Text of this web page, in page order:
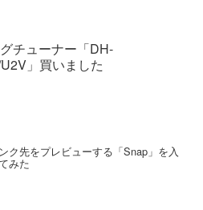
チューナー「DH-
」買いました
ク先をプレビューする「Snap」を入
みた